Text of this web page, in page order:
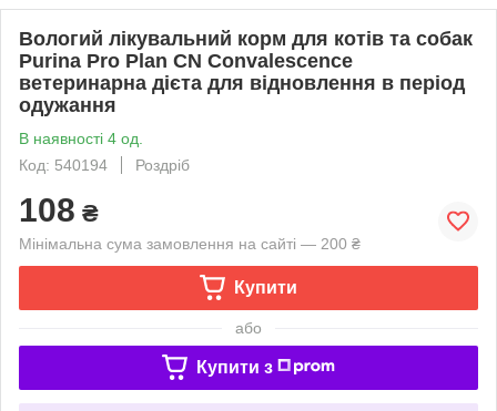
Вологий лікувальний корм для котів та собак
Purina Pro Plan CN Convalescence
ветеринарна дієта для відновлення в період
одужання
В наявності 4 од.
Код: 540194
Роздріб
108 ₴
Мінімальна сума замовлення на сайті — 200 ₴
Купити
або
Купити з